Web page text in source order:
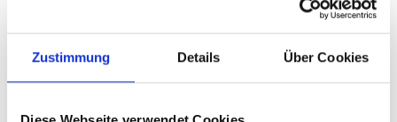
Zustimmung Details Über Cookies
Porta Westfalica / Barkhausen
Porta Westfalica / Eisbergen
Porta Westfalica / Hausberge Porta Westfalica / Lerbeck